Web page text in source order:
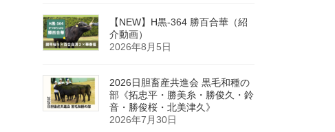
【NEW】H黒-364 勝百合華（紹
介動画）
2026年8月5日
2026日胆畜産共進会 黒毛和種の
部《拓忠平・勝美糸・勝俊久・鈴
音・勝俊桜・北美津久》
2026年7月30日